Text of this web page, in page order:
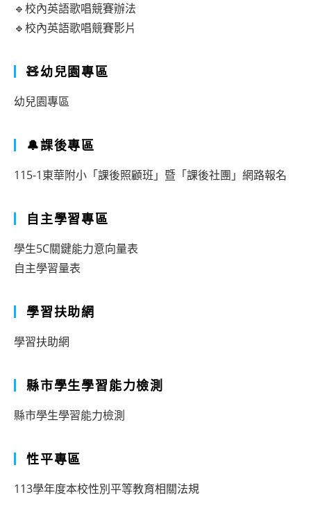
🔹校內英語歌唱競賽辦法
🔹校內英語歌唱競賽影片
🧸幼兒園專區
幼兒園專區
🔔課後專區
115-1東華附小「課後照顧班」暨「課後社團」網路報名
自主學習專區
學生5C關鍵能力意向量表
自主學習量表
學習扶助網
學習扶助網
縣市學生學習能力檢測
縣市學生學習能力檢測
性平專區
113學年度本校性別平等教育相關法規